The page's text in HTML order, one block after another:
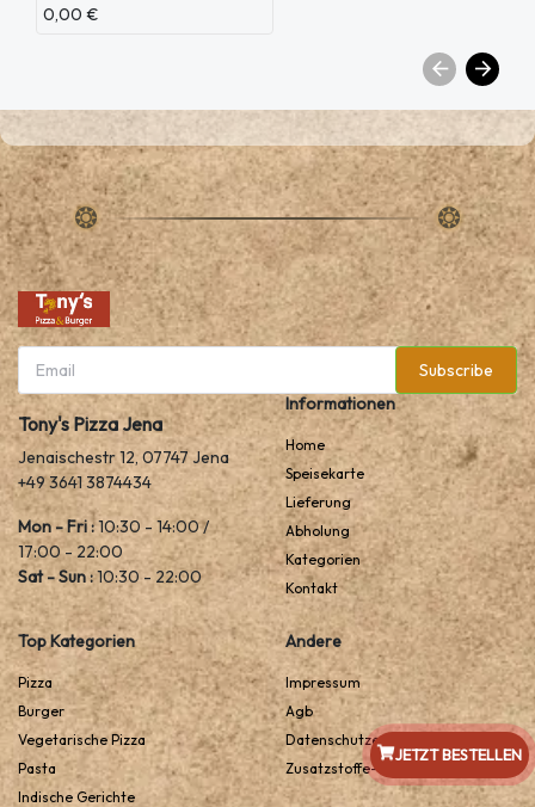
0,00 €
Subscribe
Tony's Pizza Jena
Jenaischestr 12, 07747 Jena
+49 3641 3874434
Mon - Fri :10:30 - 14:00 /
17:00 - 22:00
Sat - Sun :10:30 - 22:00
Informationen
Home
Speisekarte
Lieferung
Abholung
Kategorien
Kontakt
Top Kategorien
Pizza
Burger
Vegetarische Pizza
Pasta
Indische Gerichte
Andere
Impressum
Agb
Datenschutzerklarung
Zusatzstoffe-Und-Allergene
JETZT BESTELLEN